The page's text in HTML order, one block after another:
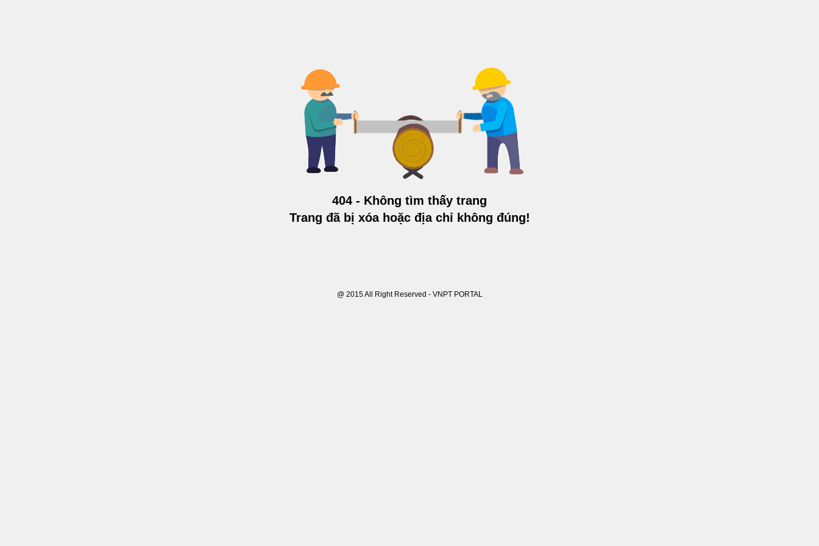
404 - Không tìm thấy trang
Trang đã bị xóa hoặc địa chỉ không đúng!
@ 2015 All Right Reserved - VNPT PORTAL